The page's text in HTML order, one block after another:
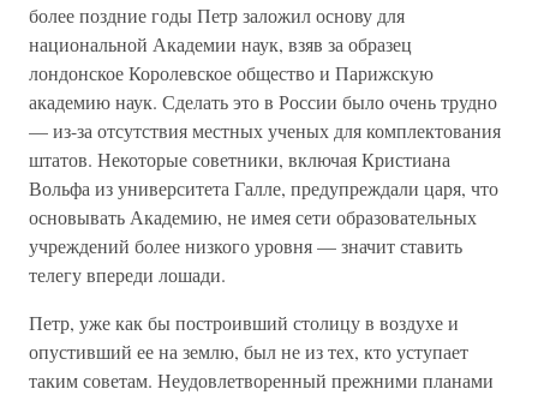
более поздние годы Петр заложил основу для
национальной Академии наук, взяв за образец
лондонское Королевское общество и Парижскую
академию наук. Сделать это в России было очень трудно
— из-за отсутствия местных ученых для комплектования
штатов. Некоторые советники, включая Кристиана
Вольфа из университета Галле, предупреждали царя, что
основывать Академию, не имея сети образовательных
учреждений более низкого уровня — значит ставить
телегу впереди лошади.
Петр, уже как бы построивший столицу в воздухе и
опустивший ее на землю, был не из тех, кто уступает
таким советам. Неудовлетворенный прежними планами